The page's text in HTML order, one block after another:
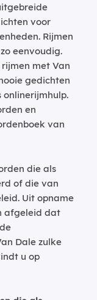
voor
Rijmen
eenvoudig.
met Van
gedichten
en
van
die als
of die van
Uit opname
afgeleid dat
Dale zulke
u op